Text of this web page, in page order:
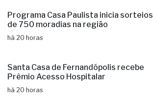
Programa Casa Paulista inicia sorteios
de 750 moradias na região
há 20 horas
Santa Casa de Fernandópolis recebe
Prêmio Acesso Hospitalar
há 20 horas